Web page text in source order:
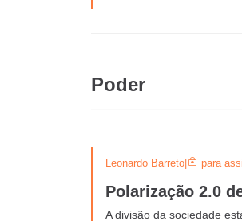
Poder
Leonardo Barreto| para
Polarização 2.0
A divisão da sociedade